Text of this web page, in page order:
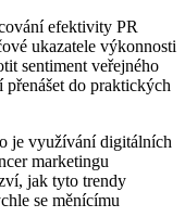
efektivity PR
ukazatele výkonnosti
sentiment veřejného
do praktických
je využívání digitálních
marketingu
jak tyto trendy
se měnícímu